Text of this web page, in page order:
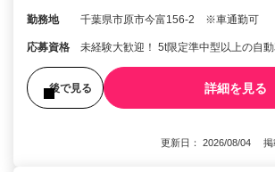
勤務地 千葉県市原市今富156-2 ※車通勤可
応募資格 未経験大歓迎！ 5t限定準中型以上の自
後で見る 詳細を見る
更新日： 2026/08/04 掲